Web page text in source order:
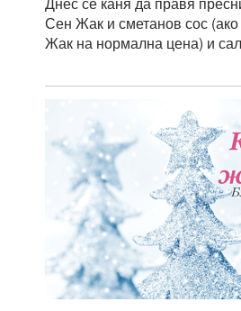
Сен Жак и сметанов сос
Жак на нормална цена) и